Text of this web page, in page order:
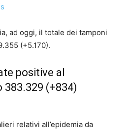
ad oggi, il totale dei tamponi
(+5.170).
positive al
(+834)
relativi all’epidemia da